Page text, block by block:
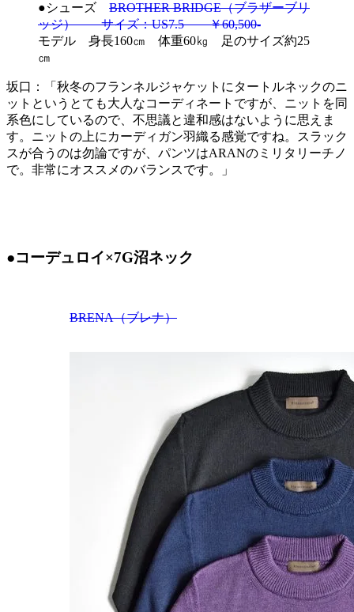
●シューズ BROTHER BRIDGE（ブラザーブリ
ッジ） サイズ：US7.5 ￥60,500-
モデル 身長160㎝ 体重60㎏ 足のサイズ約25
㎝
坂口：「秋冬のフランネルジャケットにタートルネックのニ
ットというとても大人なコーディネートですが、ニットを同
系色にしているので、不思議と違和感はないように思えま
す。ニットの上にカーディガン羽織る感覚ですね。スラック
スが合うのは勿論ですが、パンツはARANのミリタリーチノ
で。非常にオススメのバランスです。」
●コーデュロイ×7G沼ネック
BRENA（ブレナ）